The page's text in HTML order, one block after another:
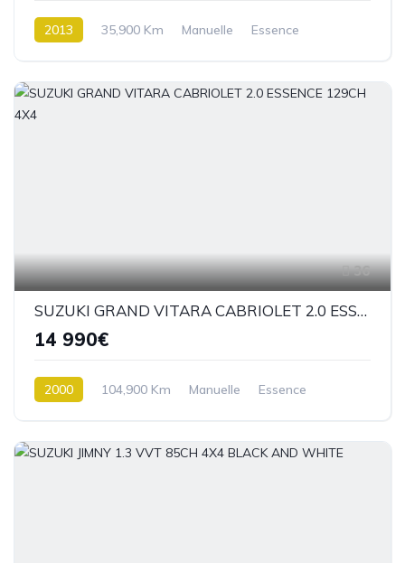
2013 35,900 Km Manuelle
Essence
36
SUZUKI GRAND VITARA CABRIOLET 2.0 ESSENCE 129CH 4X4
14 990€
2000 104,900 Km Manuelle
Essence